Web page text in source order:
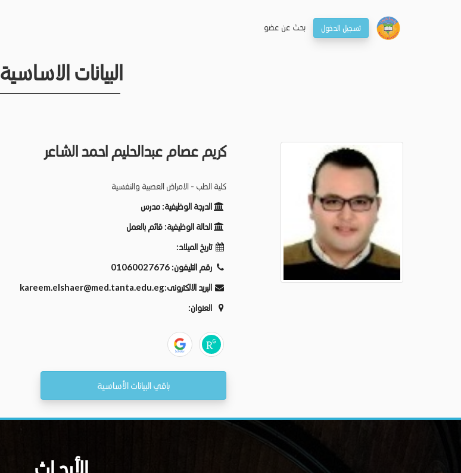
تسجيل الدخول بحـث عن عضو
البيانات الاساسية
كريم عصام عبدالحليم احمد الشاعر
كلية الطب - الامراض العصبية والنفسية
الدرجة الوظيفية:مدرس
الحالة الوظيفية:قائم بالعمل
تاريخ الميلاد:
رقم التليفون:01060027676
البريد الالكترونى:kareem.elshaer@med.tanta.edu.eg
العنوان:
باقي البيانات الأساسية